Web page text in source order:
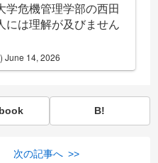
学危機管理学部の西田
には理解が及びません
June 14, 2026
B!
次の記事へ >>